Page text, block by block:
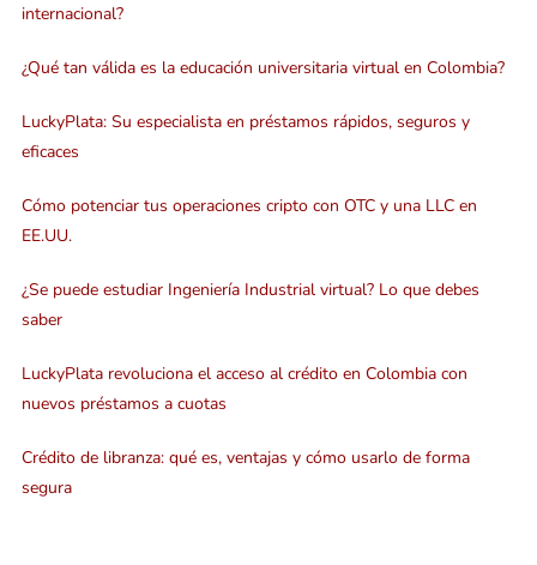
internacional?
¿Qué tan válida es la educación universitaria virtual en Colombia?
LuckyPlata: Su especialista en préstamos rápidos, seguros y
eficaces
Cómo potenciar tus operaciones cripto con OTC y una LLC en
EE.UU.
¿Se puede estudiar Ingeniería Industrial virtual? Lo que debes
saber
LuckyPlata revoluciona el acceso al crédito en Colombia con
nuevos préstamos a cuotas
Crédito de libranza: qué es, ventajas y cómo usarlo de forma
segura